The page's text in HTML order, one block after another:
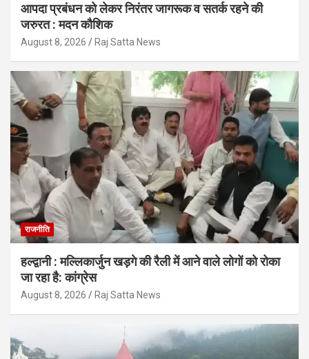
आपदा प्रबंधन को लेकर निरंतर जागरूक व सतर्क रहने की
जरुरत : मदन कौशिक
August 8, 2026 Raj Satta News
राजनीति
हल्द्वानी : मल्लिकार्जुन खड़गे की रैली में आने वाले लोगों को रोका
जा रहा है: कांग्रेस
August 8, 2026 Raj Satta News